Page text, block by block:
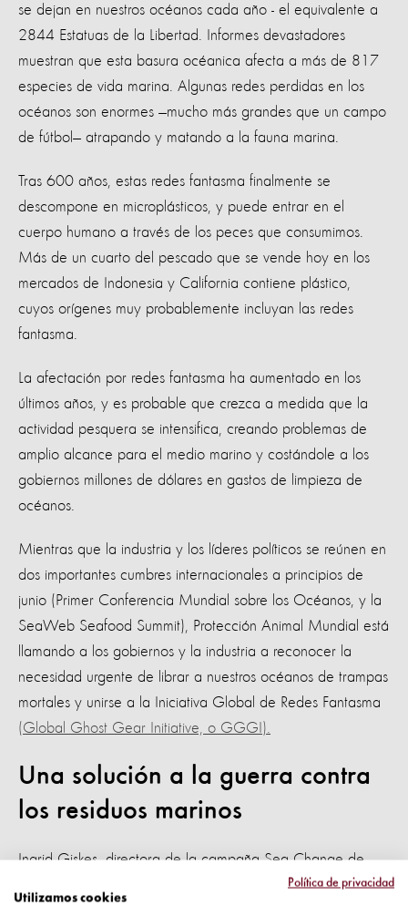
se dejan en nuestros océanos cada año - el equivalente a
2844 Estatuas de la Libertad. Informes devastadores
muestran que esta basura océanica afecta a más de 817
especies de vida marina. Algunas redes perdidas en los
océanos son enormes —mucho más grandes que un campo
de fútbol— atrapando y matando a la fauna marina.
Tras 600 años, estas redes fantasma finalmente se
descompone en microplásticos, y puede entrar en el
cuerpo humano a través de los peces que consumimos.
Más de un cuarto del pescado que se vende hoy en los
mercados de Indonesia y California contiene plástico,
cuyos orígenes muy probablemente incluyan las redes
fantasma.
La afectación por redes fantasma ha aumentado en los
últimos años, y es probable que crezca a medida que la
actividad pesquera se intensifica, creando problemas de
amplio alcance para el medio marino y costándole a los
gobiernos millones de dólares en gastos de limpieza de
océanos.
Mientras que la industria y los líderes políticos se reúnen en
dos importantes cumbres internacionales a principios de
junio (Primer Conferencia Mundial sobre los Océanos, y la
SeaWeb Seafood Summit), Protección Animal Mundial está
llamando a los gobiernos y la industria a reconocer la
necesidad urgente de librar a nuestros océanos de trampas
mortales y unirse a la Iniciativa Global de Redes Fantasma
(Global Ghost Gear Initiative, o GGGI).
Una solución a la guerra contra
los residuos marinos
Ingrid Giskes, directora de la campaña Sea Change de
Protección Animal Mundial, dijo: "Se están encontrando
Política de privacidad
Utilizamos cookies